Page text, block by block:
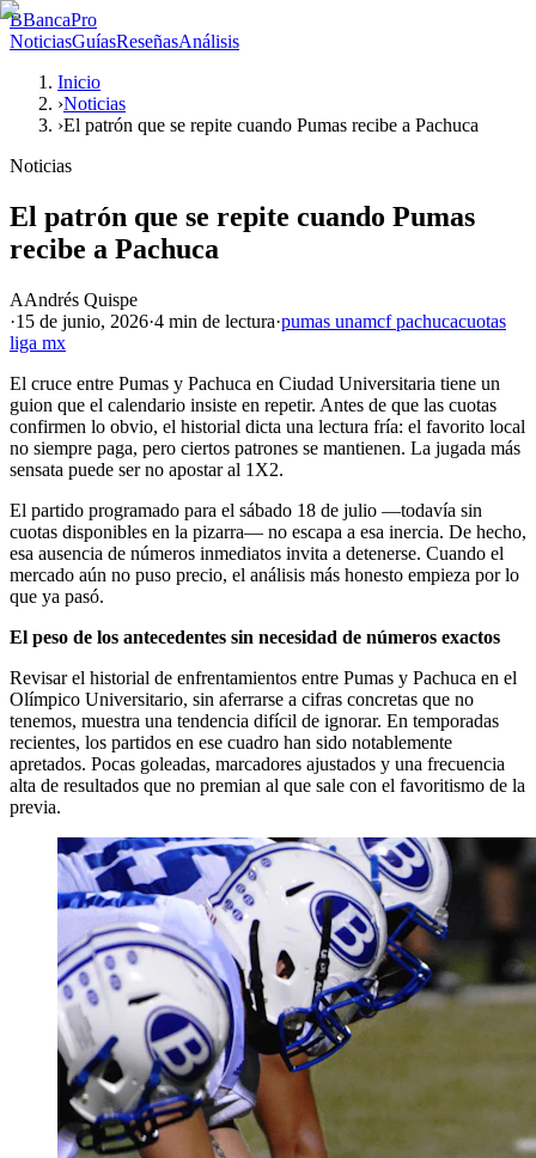
BBancaPro
NoticiasGuíasReseñasAnálisis
Inicio
›Noticias
›El patrón que se repite cuando Pumas recibe a Pachuca
Noticias
El patrón que se repite cuando Pumas
recibe a Pachuca
AAndrés Quispe
·15 de junio, 2026·4 min de lectura·pumas unamcf pachucacuotas
liga mx
El cruce entre Pumas y Pachuca en Ciudad Universitaria tiene un
guion que el calendario insiste en repetir. Antes de que las cuotas
confirmen lo obvio, el historial dicta una lectura fría: el favorito local
no siempre paga, pero ciertos patrones se mantienen. La jugada más
sensata puede ser no apostar al 1X2.
El partido programado para el sábado 18 de julio —todavía sin
cuotas disponibles en la pizarra— no escapa a esa inercia. De hecho,
esa ausencia de números inmediatos invita a detenerse. Cuando el
mercado aún no puso precio, el análisis más honesto empieza por lo
que ya pasó.
El peso de los antecedentes sin necesidad de números exactos
Revisar el historial de enfrentamientos entre Pumas y Pachuca en el
Olímpico Universitario, sin aferrarse a cifras concretas que no
tenemos, muestra una tendencia difícil de ignorar. En temporadas
recientes, los partidos en ese cuadro han sido notablemente
apretados. Pocas goleadas, marcadores ajustados y una frecuencia
alta de resultados que no premian al que sale con el favoritismo de la
previa.